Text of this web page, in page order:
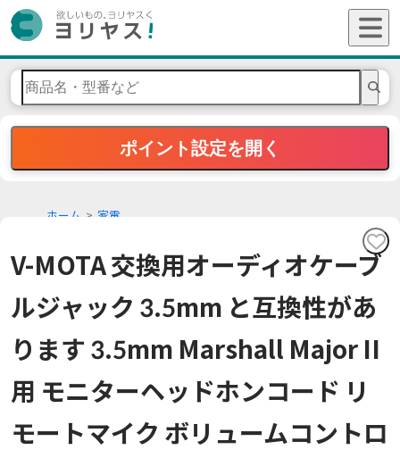
ポイント設定を開く
ホーム 家電
V-MOTA 交換用オーディオケーブ
ルジャック 3.5mm と互換性があ
ります 3.5mm Marshall Major II
用 モニターヘッドホンコード リ
モートマイク ボリュームコントロ